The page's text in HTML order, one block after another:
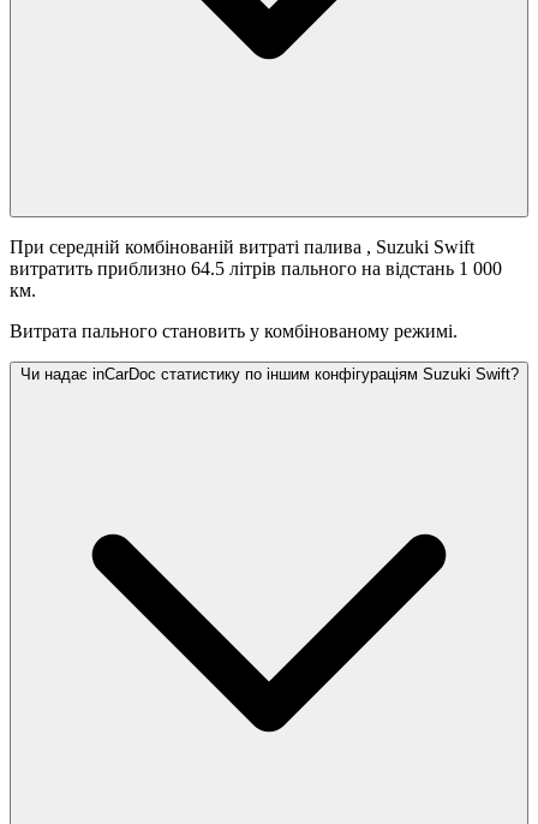
При середній комбінованій витраті палива , Suzuki Swift
витратить приблизно 64.5 літрів пального на відстань 1 000
км.
Витрата пального становить у комбінованому режимі.
Чи надає inCarDoc статистику по іншим конфігураціям Suzuki Swift?